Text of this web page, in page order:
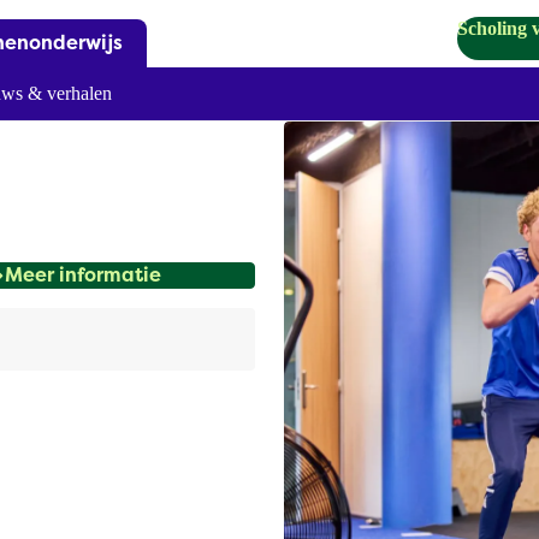
Scholing
& verhalen
Meer informatie